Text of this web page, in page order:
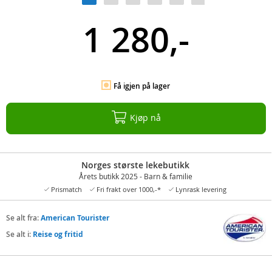
1 280,-
Få igjen på lager
Kjøp nå
Norges største lekebutikk
Årets butikk 2025 - Barn & familie
Prismatch Fri frakt over 1000,-* Lynrask levering
Se alt fra:American Tourister
Se alt i: Reise og fritid